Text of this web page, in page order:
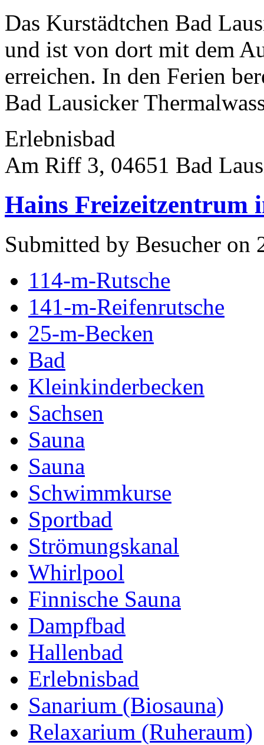
Das Kurstädtchen Bad
und ist von dort mit dem
erreichen. In den Ferien
Bad Lausicker
Erlebnisbad
Am Riff 3, 04651 Bad
Hains Freizeitzentrum
Submitted by Besucher on
114-m-Rutsche
141-m-Reifenrutsche
25-m-Becken
Bad
Kleinkinderbecken
Sachsen
Sauna
Sauna
Schwimmkurse
Sportbad
Strömungskanal
Whirlpool
Finnische Sauna
Dampfbad
Hallenbad
Erlebnisbad
Sanarium (Biosauna)
Relaxarium (Ruheraum)